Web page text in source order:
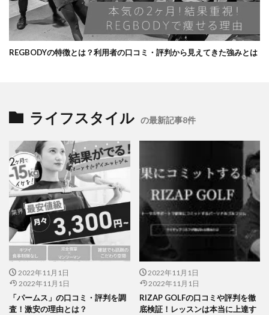
REGBODYの特徴とは？利用者の口コミ・評判から見えてきた強みとは
ライフスタイル の最新記事8件
2022年11月1日
2022年11月1日
「パームス」の口コミ・評判を調
査！激安の理由とは？
2022年11月1日
2022年11月1日
RIZAP GOLFの口コミや評判を徹
底検証！レッスンは本当に上達す